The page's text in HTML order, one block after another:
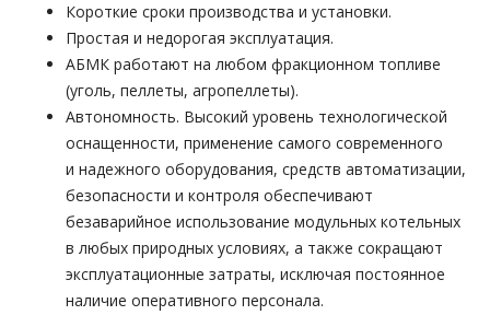
Короткие сроки производства и установки.
Простая и недорогая эксплуатация.
АБМК работают на любом фракционном топливе
(уголь, пеллеты, агропеллеты).
Автономность. Высокий уровень технологической
оснащенности, применение самого современного
и надежного оборудования, средств автоматизации,
безопасности и контроля обеспечивают
безаварийное использование модульных котельных
в любых природных условиях, а также сокращают
эксплуатационные затраты, исключая постоянное
наличие оперативного персонала.